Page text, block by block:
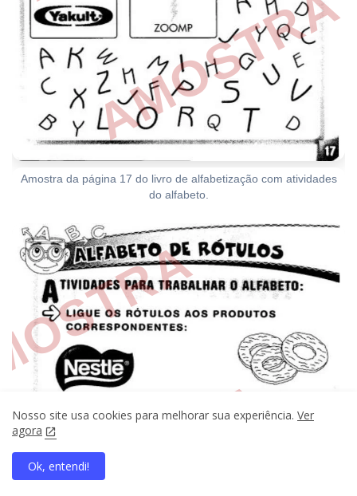
Amostra da página 17 do livro de alfabetização com atividades
do alfabeto.
Nosso site usa cookies para melhorar sua experiência. Ver
agora
Ok, entendi!
home search